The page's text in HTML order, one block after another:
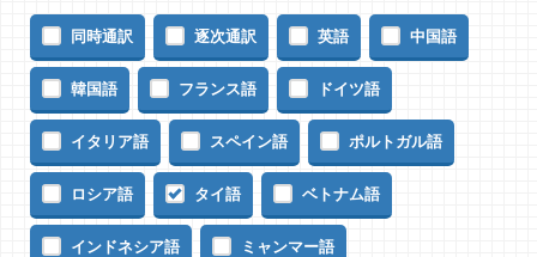
同時通訳 逐次通訳 英語 中国語
韓国語 フランス語 ドイツ語
イタリア語 スペイン語 ポルトガル語
ロシア語 タイ語 ベトナム語
インドネシア語 ミャンマー語